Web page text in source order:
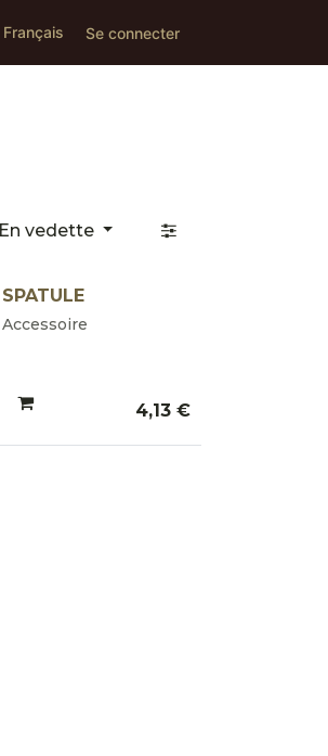
Français Se connecter
En vedette
SPATULE
Accessoire
4,13€